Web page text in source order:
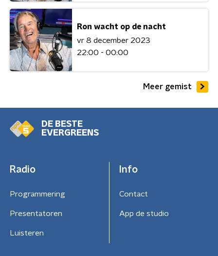
Ron wacht op de nacht
vr 8 december 2023
22:00 - 00:00
Meer gemist
DE BESTE
EVERGREENS
Radio
Programmering
Presentatoren
Luisteren
Info
Contact
App de studio